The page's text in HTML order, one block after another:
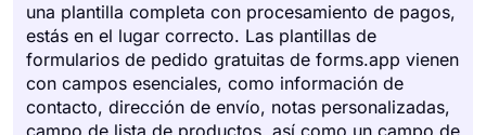
una plantilla completa con procesamiento de pagos,
estás en el lugar correcto. Las plantillas de
formularios de pedido gratuitas de forms.app vienen
con campos esenciales, como información de
contacto, dirección de envío, notas personalizadas,
campo de lista de productos, así como un campo de